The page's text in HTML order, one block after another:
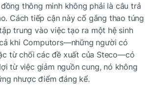
thông minh không phải là câu trả
Cách tiếp cận này cố gắng thao túng
trung vào việc tạo ra một hệ sinh
khi Computors—những người có
từ chối các đề xuất của Steco—có
từ việc giảm nguồn cung, nó không
nhược điểm đáng kể.